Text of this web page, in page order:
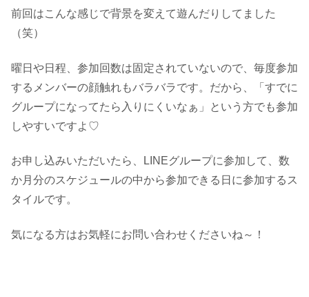
前回はこんな感じで背景を変えて遊んだりしてました
（笑）
曜日や日程、参加回数は固定されていないので、毎度参加
するメンバーの顔触れもバラバラです。だから、「すでに
グループになってたら入りにくいなぁ」という方でも参加
しやすいですよ♡
お申し込みいただいたら、LINEグループに参加して、数
か月分のスケジュールの中から参加できる日に参加するス
タイルです。
気になる方はお気軽にお問い合わせくださいね～！